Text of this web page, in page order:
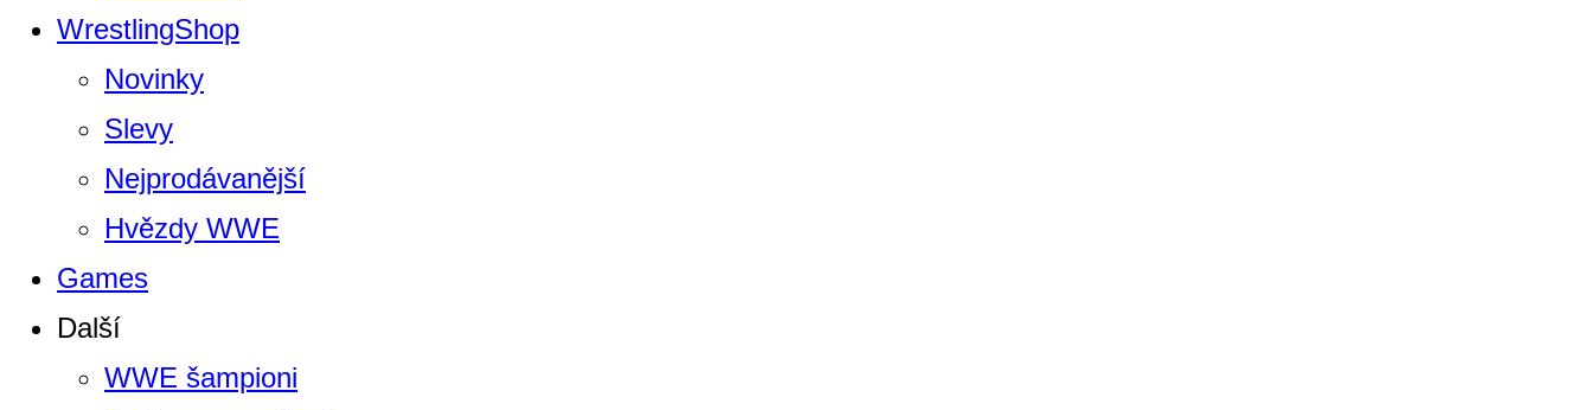
WrestlingShop
Novinky
Slevy
Nejprodávanější
Hvězdy WWE
Games
Další
WWE šampioni